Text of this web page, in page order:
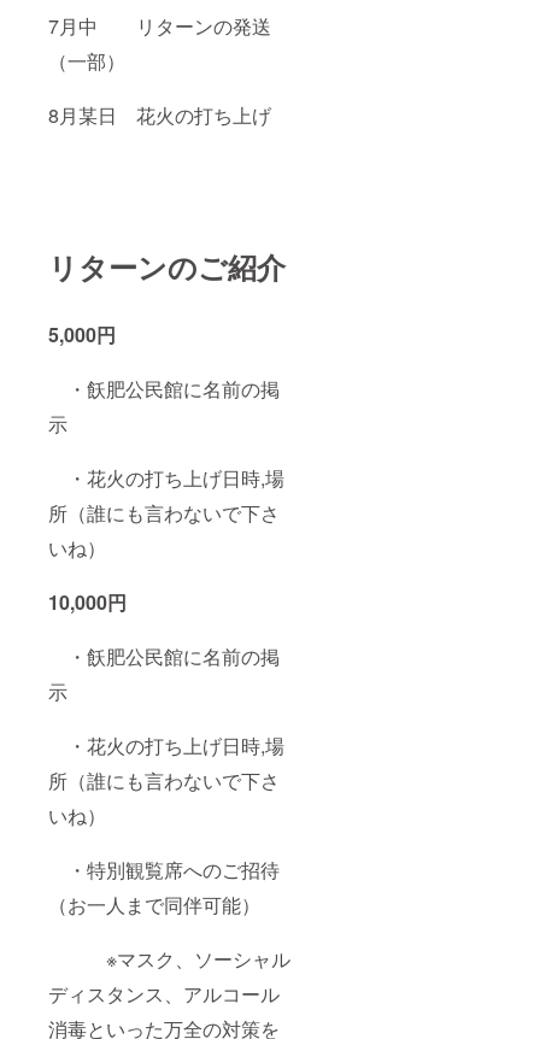
7月中 リターンの発送
（一部）
8月某日 花火の打ち上げ
リターンのご紹介
5,000円
・飫肥公民館に名前の掲
示
・花火の打ち上げ日時,場
所（誰にも言わないで下さ
いね）
10,000円
・飫肥公民館に名前の掲
示
・花火の打ち上げ日時,場
所（誰にも言わないで下さ
いね）
・特別観覧席へのご招待
（お一人まで同伴可能）
※マスク、ソーシャル
ディスタンス、アルコール
消毒といった万全の対策を